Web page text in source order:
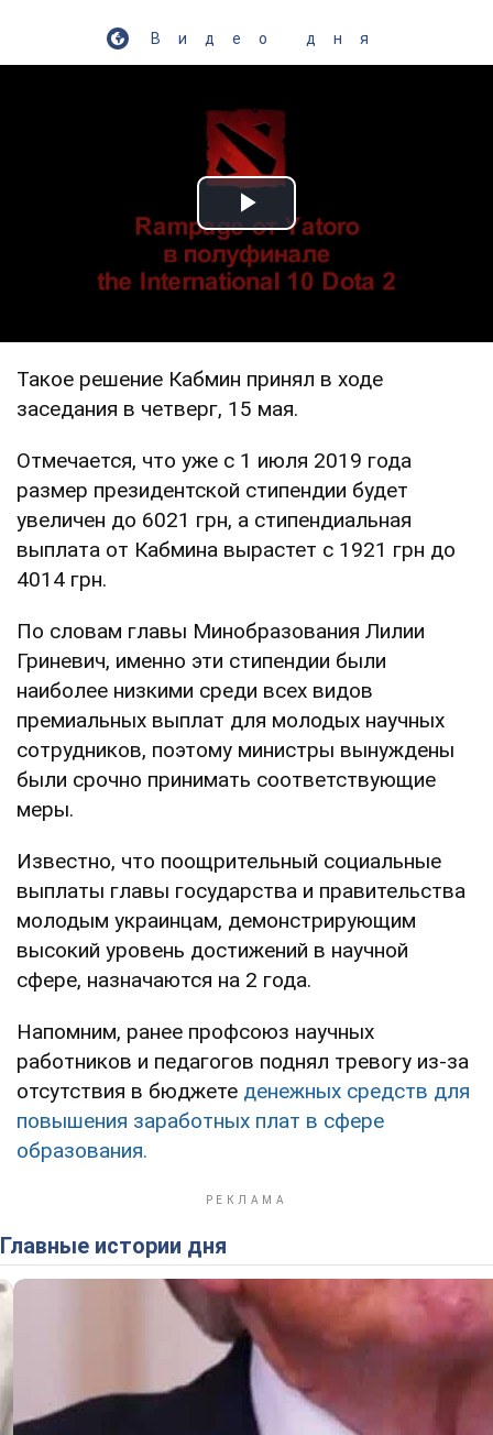
Видео дня
Play Video
Такое решение Кабмин принял в ходе
заседания в четверг, 15 мая.
Отмечается, что уже с 1 июля 2019 года
размер президентской стипендии будет
увеличен до 6021 грн, а стипендиальная
выплата от Кабмина вырастет с 1921 грн до
4014 грн.
По словам главы Минобразования Лилии
Гриневич, именно эти стипендии были
наиболее низкими среди всех видов
премиальных выплат для молодых научных
сотрудников, поэтому министры вынуждены
были срочно принимать соответствующие
меры.
Известно, что поощрительный социальные
выплаты главы государства и правительства
молодым украинцам, демонстрирующим
высокий уровень достижений в научной
сфере, назначаются на 2 года.
Напомним, ранее профсоюз научных
работников и педагогов поднял тревогу из-за
отсутствия в бюджете денежных средств для
повышения заработных плат в сфере
образования.
Главные истории дня